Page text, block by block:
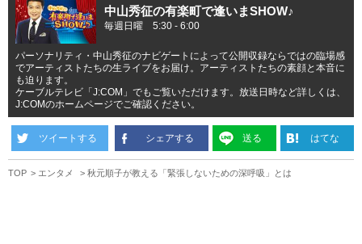
中山秀征の有楽町で逢いまSHOW♪
毎週日曜 5:30 - 6:00
パーソナリティ・中山秀征のナビゲートによって公開収録ならではの臨場感
でアーティストたちの生ライブをお届け。アーティストたちの素顔と本音に
も迫ります。
ケーブルテレビ「J:COM」でもご覧いただけます。放送日時など詳しくは、
J:COMのホームページでご確認ください。
ツイートする シェアする 送る はてな
TOP エンタメ 秋元順子が教える「緊張しないための深呼吸」とは